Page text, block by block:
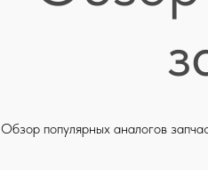
Обзор популярных аналогов